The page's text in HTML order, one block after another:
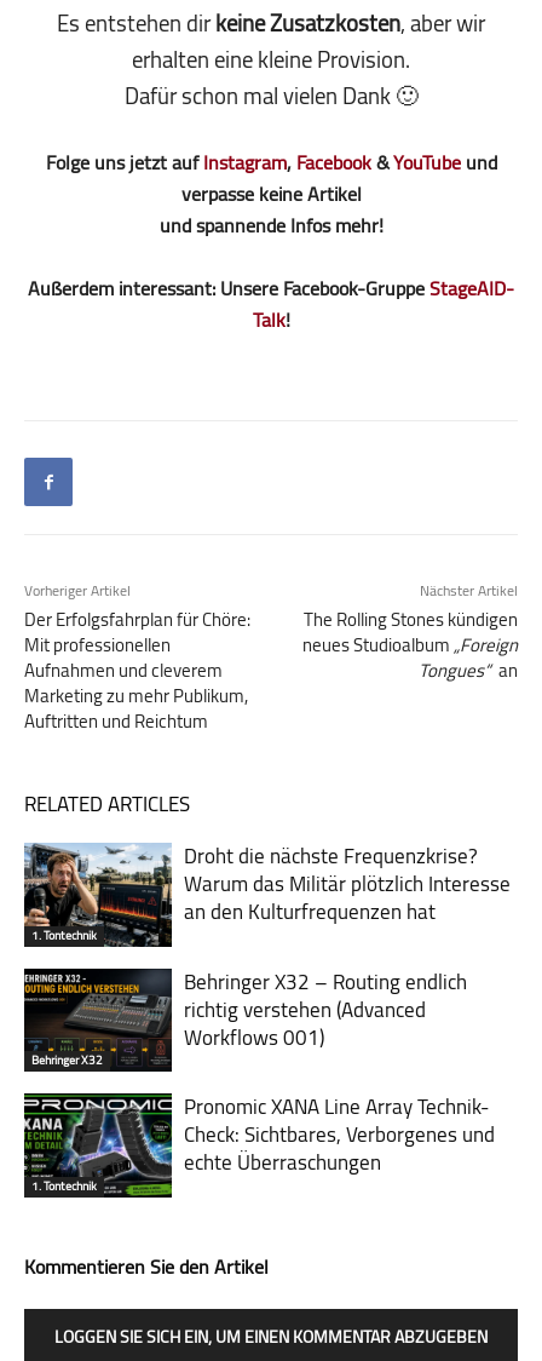
Es entstehen dirkeine Zusatzkosten, aber wir
erhalten eine kleine Pro­vi­sion.
Dafür schon mal vielen Dank 🙂
Folge uns jetzt aufInstagram,Facebook&YouTubeund
verpasse keine Artikel
und spannende Infos mehr!
Außerdem interessant: Unsere Facebook-GruppeStageAID-
Talk!
Vorheriger Artikel
Der Erfolgsfahrplan für Chöre:
Mit professionellen
Aufnahmen und cleverem
Marketing zu mehr Publikum,
Auftritten und Reichtum
Nächster Artikel
The Rolling Stones kündigen
neues Studioalbum„Foreign
Tongues“an
RELATED ARTICLES
1. Tontechnik
Droht die nächste Frequenzkrise?
Warum das Mili­tär plötzlich Inte­resse
an den Kultur­fre­quen­zen hat
Behringer X32
Behringer X32 – Routing endlich
richtig verstehen (Advanced
Workflows 001)
1. Tontechnik
Pronomic XANA Line Array Technik-
Check: Sichtbares, Verborgenes und
echte Überraschungen
Kommentieren Sie den Artikel
LOGGEN SIE SICH EIN, UM EINEN KOMMENTAR ABZUGEBEN